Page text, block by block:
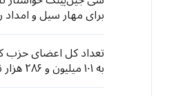
برای مهار سیل و
آسیب دیدگان شد
تعداد کل اعضای
به ۱۰۱ میلیون و ۲۸۶ هزار نفر رسید